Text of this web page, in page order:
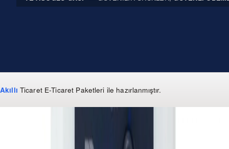
Akıllı Ticaret E-Ticaret Paketleri ile hazırlanmıştır.